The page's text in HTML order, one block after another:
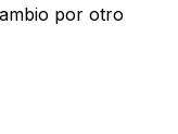
por otro